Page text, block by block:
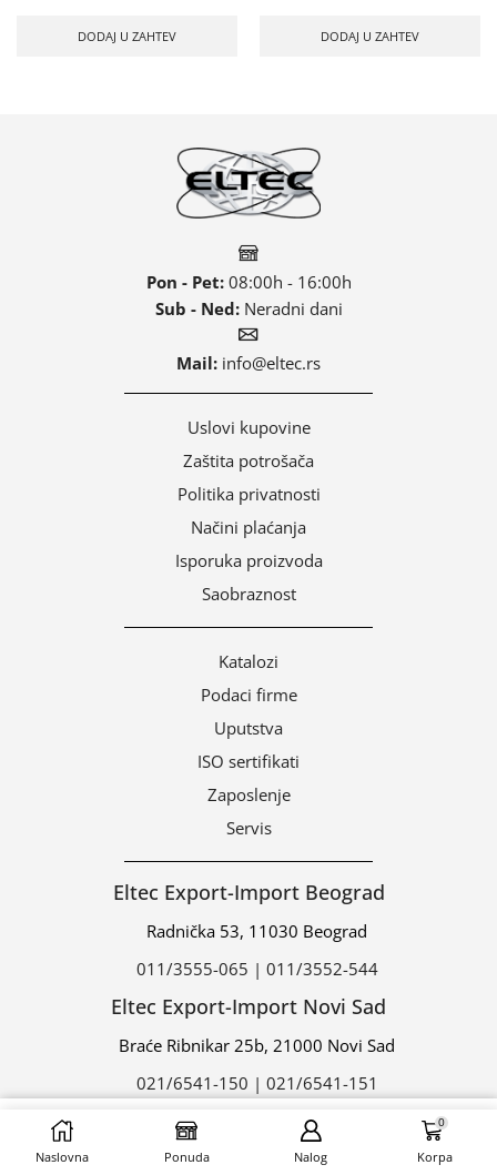
DODAJ U ZAHTEV DODAJ U ZAHTEV
Pon - Pet:08:00h - 16:00h
Sub - Ned:Neradni dani
Mail: info@eltec.rs
Uslovi kupovine
Zaštita potrošača
Politika privatnosti
Načini plaćanja
Isporuka proizvoda
Saobraznost
Katalozi
Podaci firme
Uputstva
ISO sertifikati
Zaposlenje
Servis
Eltec Export-Import Beograd
Radnička 53, 11030 Beograd
011/3555-065 | 011/3552-544
Eltec Export-Import Novi Sad
Braće Ribnikar 25b, 21000 Novi Sad
021/6541-150 | 021/6541-151
© 2024 | ELTEC EXPORT-IMPORT d.o.o.
DODAJ U ZAHTEV
Naslovna
Ponuda Nalog
0
Korpa